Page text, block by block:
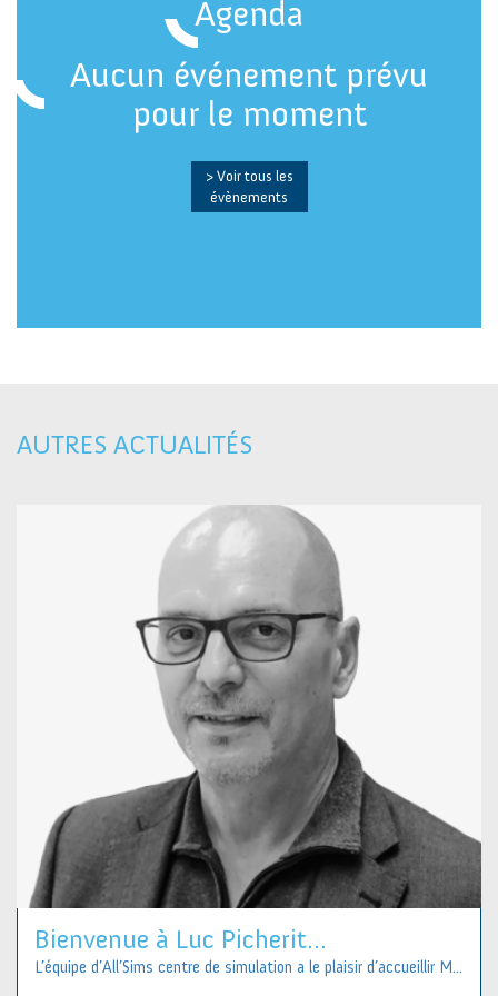
Agenda
Aucun événement prévu
pour le moment
> Voir tous les
évènements
AUTRES ACTUALITÉS
Bienvenue à Luc Picherit...
L’équipe d’All’Sims centre de simulation a le plaisir d’accueillir M...